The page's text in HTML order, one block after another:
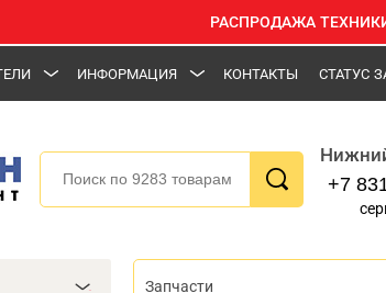
РАСПРОДАЖА ТЕХНИКИ
ИНФОРМАЦИЯ КОНТАКТЫ СТАТУС
+7
Запчасти